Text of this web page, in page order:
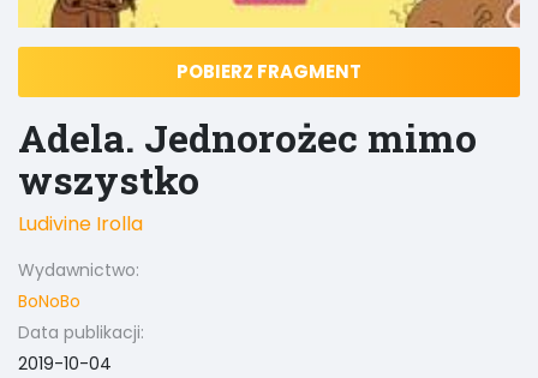
POBIERZ FRAGMENT
Adela. Jednorożec mimo
wszystko
Ludivine Irolla
Wydawnictwo:
BoNoBo
Data publikacji:
2019-10-04